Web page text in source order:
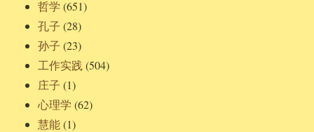
哲学 (651)
孔子 (28)
孙子 (23)
工作实践 (504)
庄子 (1)
心理学 (62)
慧能(1)